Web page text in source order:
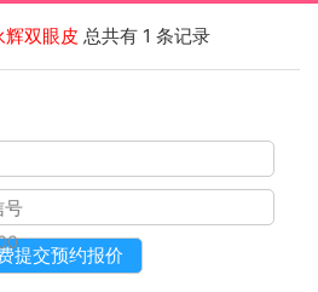
辉双眼皮 总共有 1 条记录